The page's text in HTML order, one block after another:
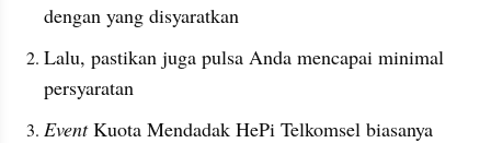
dengan yang disyaratkan
Lalu, pastikan juga pulsa Anda mencapai minimal
persyaratan
Event Kuota Mendadak HePi Telkomsel biasanya